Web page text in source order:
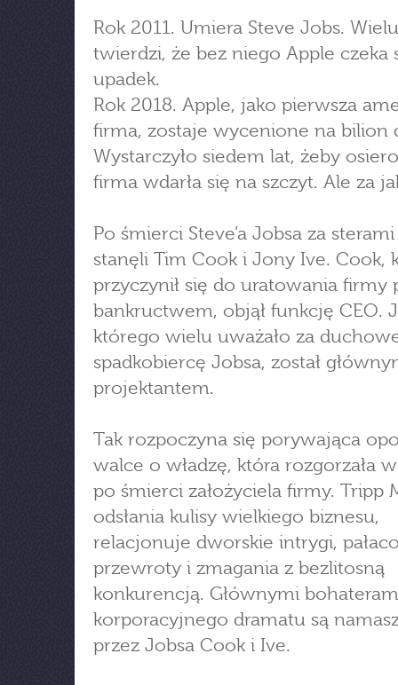
Rok 2011. Umiera Steve Jobs. Wielu
twierdzi, że bez niego Apple czeka
upadek.
Rok 2018. Apple, jako pierwsza
firma, zostaje wycenione na bilion
Wystarczyło siedem lat, żeby
firma wdarła się na szczyt. Ale za
Po śmierci Steve’a Jobsa za
stanęli Tim Cook i Jony Ive. Cook,
przyczynił się do uratowania firmy
bankructwem, objął funkcję CEO.
którego wielu uważało za
spadkobiercę Jobsa, został
projektantem.
Tak rozpoczyna się porywająca
walce o władzę, która rozgorzała
po śmierci założyciela firmy. Tripp
odsłania kulisy wielkiego biznesu,
relacjonuje dworskie intrygi,
przewroty i zmagania z bezlitosną
konkurencją. Głównymi
korporacyjnego dramatu są
przez Jobsa Cook i Ive.